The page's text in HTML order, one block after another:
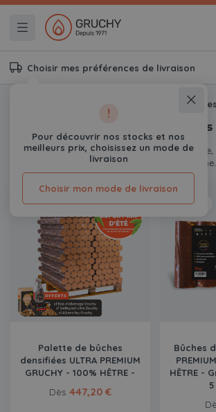
Choisir mes préférences de livraison
!
Pour découvrir nos stocks et nos
meilleurs prix, choisissez un mode de
livraison
Choisir mon mode de livraison
Bûches densifiées
Livraison en Île-de-France, Normandie,
Pays de la Loire et Bretagne.
En stock
Palette de bûches
densifiées ULTRA PREMIUM
GRUCHY - 100% HÊTRE -
Dès 447,20 €
En stock
Bûches
HÊTRE -